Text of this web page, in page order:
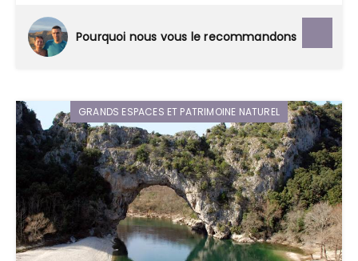
Pourquoi nous vous le recommandons
GRANDS ESPACES ET PATRIMOINE NATUREL